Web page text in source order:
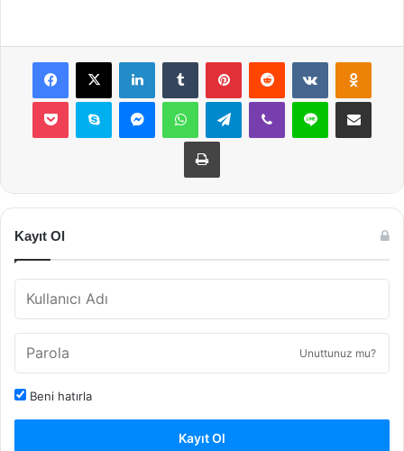
Facebook
X LinkedInTumblr PinterestReddit VKontakte
Pocket Skype MessengerWhatsAppTelegramViber Line E-Posta ile
Yazdır
Kayıt Ol
Unuttunuz mu?
Beni hatırla
Kayıt Ol